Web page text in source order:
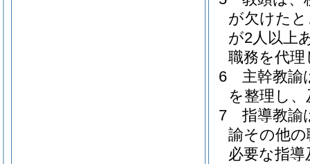
が欠けた
が2人以上
職務を代
6
主幹教諭
を整理し
7
指導教諭
諭その他
必要な指